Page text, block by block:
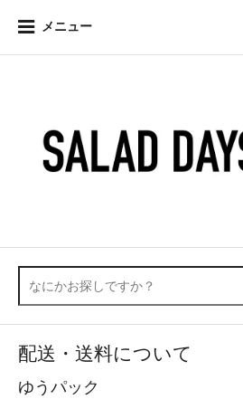
メニュー
配送・送料について
ゆうパック